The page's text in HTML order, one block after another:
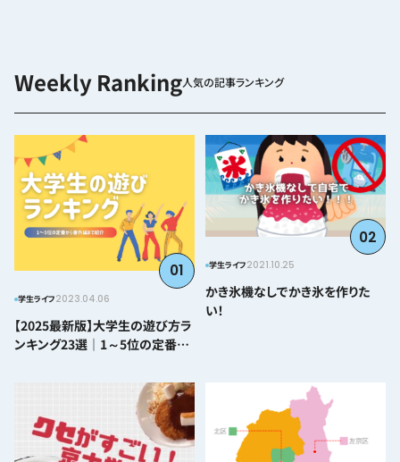
員からの応援メッセージも添えて、北野天満宮に
て合格祈願、心...
人気の記事ランキング
01
学生ライフ2023.04.06
【2025最新版】大学生の遊び方ラ
ンキング23選｜1～5位の定番か
02
学生ライフ2021.10.25
かき氷機なしでかき氷を作りた
い！